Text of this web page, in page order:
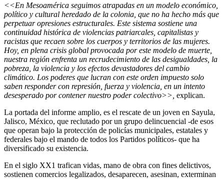
<<En Mesoamérica seguimos atrapadas en un modelo económico,
político y cultural heredado de la colonia, que no ha hecho más que
perpetuar opresiones estructurales. Este sistema sostiene una
continuidad histórica de violencias patriarcales, capitalistas y
racistas que recaen sobre los cuerpos y territorios de las mujeres.
Hoy, en plena crisis global provocada por este modelo de muerte,
nuestra región enfrenta un recrudecimiento de las desigualdades, la
pobreza, la violencia y los efectos devastadores del cambio
climático. Los poderes que lucran con este orden impuesto solo
saben responder con represión, fuerza y violencia, en un intento
desesperado por contener nuestro poder colectivo>>, explican.
La portada del informe amplio, es el rescate de un joven en Sayula,
Jalisco, México, que reclutado por un grupo delincuencial -de esos
que operan bajo la protección de policías municipales, estatales y
federales bajo el mando de todos los Partidos políticos- que ha
diversificado su existencia.
En el siglo XX1 trafican vidas, mano de obra con fines delictivos,
sostienen comercios legalizados, desaparecen, asesinan, exterminan